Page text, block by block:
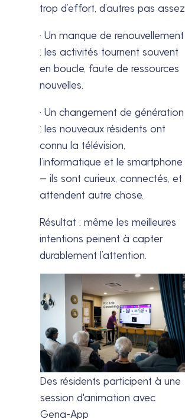
trop d’effort, d’autres pas assez.
· Un manque de renouvellement
: les activités tournent souvent
en boucle, faute de ressources
nouvelles.
· Un changement de génération
: les nouveaux résidents ont
connu la télévision,
l’informatique et le smartphone
— ils sont curieux, connectés, et
attendent autre chose.
Résultat : même les meilleures
intentions peinent à capter
durablement l’attention.
Des résidents participent à une
session d'animation avec
Gena-App